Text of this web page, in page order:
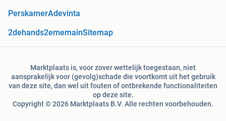
PerskamerAdevinta
2dehands2ememainSitemap
Marktplaats is, voor zover wettelijk toegestaan, niet
aansprakelijk voor (gevolg)schade die voortkomt uit het gebruik
van deze site, dan wel uit fouten of ontbrekende functionaliteiten
op deze site.
Copyright © 2026 Marktplaats B.V. Alle rechten voorbehouden.